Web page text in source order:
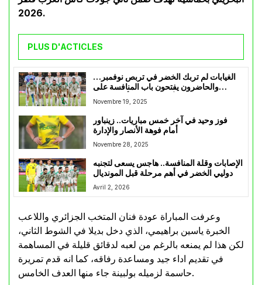
2026.
PLUS D'ACTICLES
الغيابات لم تربك الخضر في تربص نوفمبر…
والحاضرون يفتحون باب المنافسة على
المكانة الأساسية قبل كأس إفريقيا
Novembre 19, 2025
فوز وحيد في آخر خمس مباريات.. زينباور
أمام فوهة الأنصار والإدارة
Novembre 28, 2025
الإصابات وقلة المنافسة.. هاجس يسعى لتجنبه
دوليي الخضر في أهم مرحلة قبل المونديال
Avril 2, 2026
وعرفت المباراة عودة فنان المتخب الجزائري واللاعب
الخبرة ياسين براهيمي، الذي دخل بديلا في الشوط الثاني،
لكن هذا لم يمنعه بالرغم من لعبه لدقائق قليلة في المساهمة
في تقديم اداء جيد ومساعدة رفاقه، كما انه قدم تمريرة
حاسمة لزميله بولبينة جاء منها العدف الخامس.